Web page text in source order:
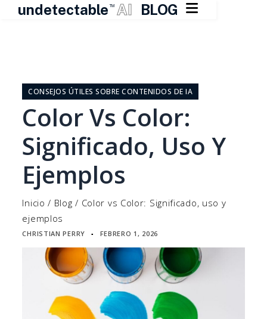
undetectable TM AI BLOG 
contenidoCONSEJOS ÚTILES SOBRE CONTENIDOS DE IA
Color Vs Color:
Significado, Uso Y
Ejemplos
Inicio / Blog / Color vs Color: Significado, uso y
ejemplos
CHRISTIAN PERRY ▪ FEBRERO 1, 2026